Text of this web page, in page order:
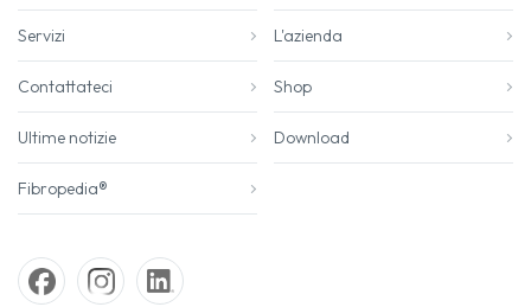
Servizi L'azienda
Contattateci Shop
Ultime notizie Download
Fibropedia®